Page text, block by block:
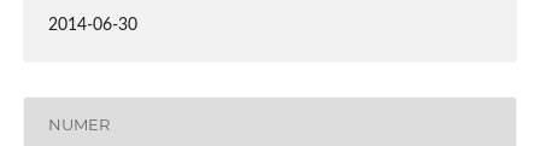
2014-06-30
NUMER